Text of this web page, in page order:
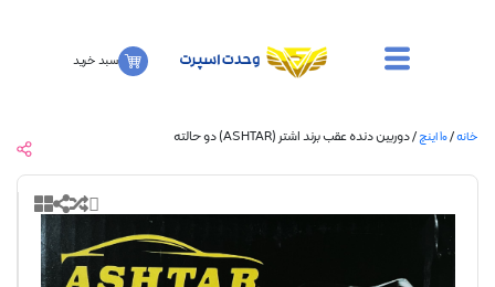
سبد خرید
/ دوربین دنده عقب برند اشتر (ASHTAR) دو حالته